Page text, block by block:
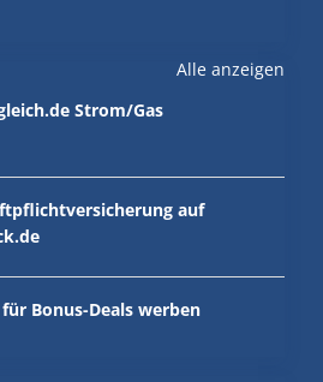
Alle anzeigen
Strom/Gas
auf
Bonus-Deals werben